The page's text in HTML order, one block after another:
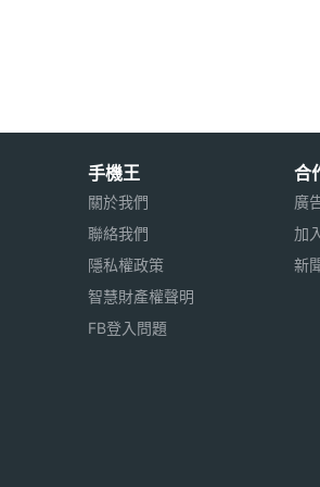
手機王
關於我們
聯絡我們
隱私權政策
智慧財產權聲明
FB登入問題
合
廣
加
新